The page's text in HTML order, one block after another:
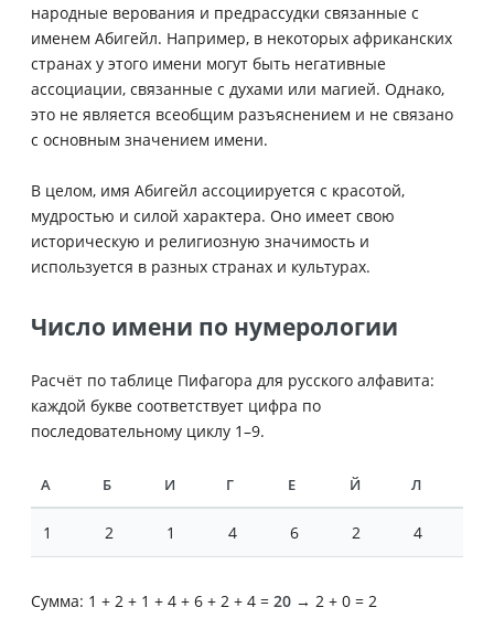
народные верования и предрассудки связанные с
именем Абигейл. Например, в некоторых африканских
странах у этого имени могут быть негативные
ассоциации, связанные с духами или магией. Однако,
это не является всеобщим разъяснением и не связано
с основным значением имени.
В целом, имя Абигейл ассоциируется с красотой,
мудростью и силой характера. Оно имеет свою
историческую и религиозную значимость и
используется в разных странах и культурах.
Число имени по нумерологии
Расчёт по таблице Пифагора для русского алфавита:
каждой букве соответствует цифра по
последовательному циклу 1–9.
А Б И Г Е Й Л
1 2 1 4 6 2 4
Сумма: 1 + 2 + 1 + 4 + 6 + 2 + 4 = 20 → 2 + 0 = 2